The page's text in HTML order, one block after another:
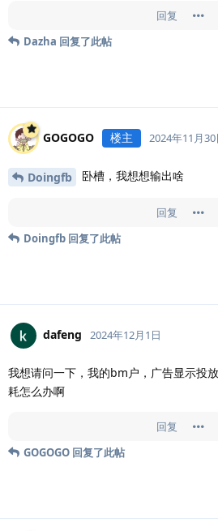
回复
Dazha 回复了此帖
GOGOGO 楼主 2024年11月30
Doingfb 卧槽，我想想输出啥
回复
Doingfb 回复了此帖
dafeng 2024年12月1日
我想请问一下，我的bm户，广告显示投
耗怎么办啊
回复
GOGOGO 回复了此帖